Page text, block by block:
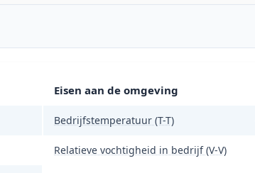
Eisen aan de omgeving
Bedrijfstemperatuur (T-T)
Relatieve vochtigheid in bedrijf (V-V)